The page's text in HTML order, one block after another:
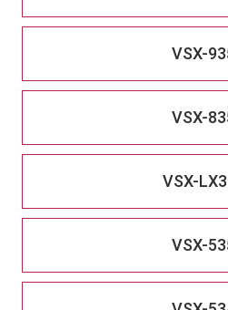
VSX-
VSX-
VSX-
VSX-